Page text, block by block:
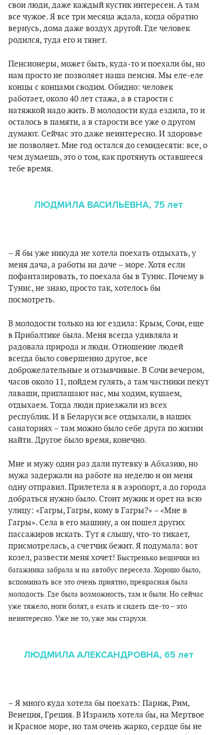
свои люди, даже каждый кустик интересен. А там
все чужое. Я все три месяца ждала, когда обратно
вернусь, дома даже воздух другой. Где человек
родился, туда его и тянет.
Пенсионеры, может быть, куда-то и поехали бы, но
нам просто не позволяет наша пенсия. Мы еле-еле
концы с концами сводим. Обидно: человек
работает, около 40 лет стажа, а в старости с
натяжкой надо жить. В молодости куда ездила, то и
осталось в памяти, а в старости все уже о другом
думают. Сейчас это даже неинтересно. И здоровье
не позволяет. Мне год остался до семидесяти: все, о
чем думаешь, это о том, как протянуть оставшееся
тебе время.
ЛЮДМИЛА ВАСИЛЬЕВНА, 75 лет
– Я бы уже никуда не хотела поехать отдыхать, у
меня дача, а работы на даче – море. Хотя если
пофантазировать, то поехала бы в Тунис. Почему в
Тунис, не знаю, просто так, хотелось бы
посмотреть.
В молодости только на юг ездила: Крым, Сочи, еще
в Прибалтике была. Меня всегда удивляла и
радовала природа и люди. Отношение людей
всегда было совершенно другое, все
доброжелательные и отзывчивые. В Сочи вечером,
часов около 11, пойдем гулять, а там частники пекут
лаваши, приглашают нас, мы ходим, кушаем,
отдыхаем. Тогда люди приезжали из всех
республик. И в Беларуси все отдыхали, в наших
санаториях – там можно было себе друга по жизни
найти. Другое было время, конечно.
Мне и мужу один раз дали путевку в Абхазию, но
мужа задержали на работе на неделю и он меня
одну отправил. Прилетела я в аэропорт, а до города
добраться нужно было. Стоит мужик и орет на всю
улицу: «Гагры, Гагры, кому в Гагры?» – «Мне в
Гагры». Села в его машину, а он пошел других
пассажиров искать. Тут я слышу, что-то тикает,
присмотрелась, а счетчик бежит. Я подумала: вот
козел, развести меня хочет! Быстренько вещички из
багажника забрала и на автобус пересела. Хорошо было,
вспоминать все это очень приятно, прекрасная была
молодость. Где была возможность, там и были. Но сейчас
уже тяжело, ноги болят, а ехать и сидеть где-то – это
неинтересно. Уже не то, уже мы старухи.
ЛЮДМИЛА АЛЕКСАНДРОВНА, 65 лет
– Я много куда хотела бы поехать: Париж, Рим,
Венеция, Греция. В Израиль хотела бы, на Мертвое
и Красное море, но там очень жарко, сердце бы не